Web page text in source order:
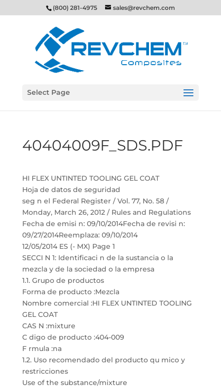
(800) 281-4975 sales@revchem.com
Select Page
40404009F_SDS.PDF
HI FLEX UNTINTED TOOLING GEL COAT
Hoja de datos de seguridad
seg n el Federal Register / Vol. 77, No. 58 /
Monday, March 26, 2012 / Rules and Regulations
Fecha de emisi n: 09/10/2014Fecha de revisi n:
09/27/2014Reemplaza: 09/10/2014
12/05/2014 ES (- MX) Page 1
SECCI N 1: Identificaci n de la sustancia o la
mezcla y de la sociedad o la empresa
1.1. Grupo de productos
Forma de producto :Mezcla
Nombre comercial :HI FLEX UNTINTED TOOLING
GEL COAT
CAS N :mixture
C digo de producto :404-009
F rmula :na
1.2. Uso recomendado del producto qu mico y
restricciones
Use of the substance/mixture